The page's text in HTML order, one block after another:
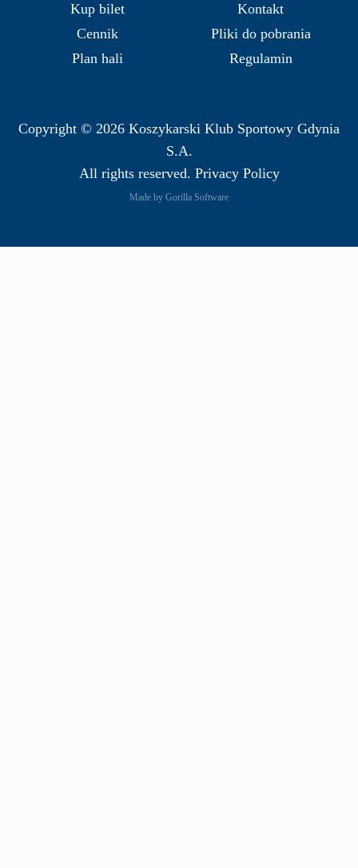
Kup bilet
Cennik
Plan hali
Kontakt
Pliki do pobrania
Regulamin
Copyright © 2026 Koszykarski Klub Sportowy Gdynia
S.A.
All rights reserved. Privacy Policy
Made by Gorilla Software